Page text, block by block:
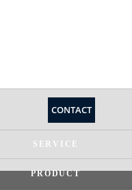
CONTACT
SERVICE
PRODUCT